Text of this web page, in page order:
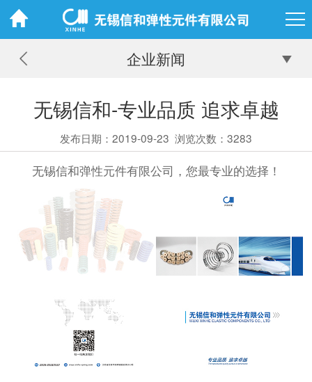
企业新闻
无锡信和-专业品质 追求卓越
发布日期：2019-09-23 浏览次数：3283
无锡信和弹性元件有限公司，您最专业的选择！